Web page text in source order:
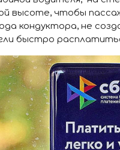
высоте, чтобы
кондуктора, не
быстро